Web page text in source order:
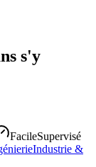
s'y
FacileSupervisé
Industrie &